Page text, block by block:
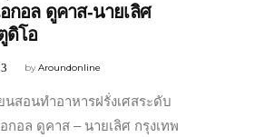
อกอล ดูคาส-นายเลิศ
ดิโอ
byAroundonline
นสอนทำอาหารฝรั่งเศสระดับ
อกอล ดูคาส – นายเลิศ กรุงเทพ